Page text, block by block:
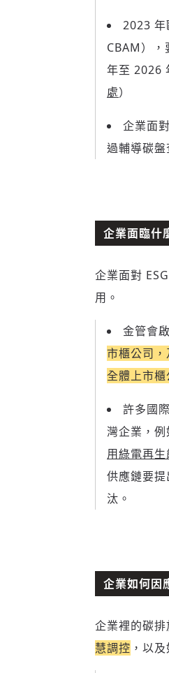
2023 年
CBAM）
年至 2026
處）
企業面
過輔導碳
企業面臨什
企業面對
用。
金管會
市櫃公司
全體上市
許多國
灣企業，例
用綠電再生
供應鏈要
汰。
企業如何因
企業裡的碳
慧調控 ，以